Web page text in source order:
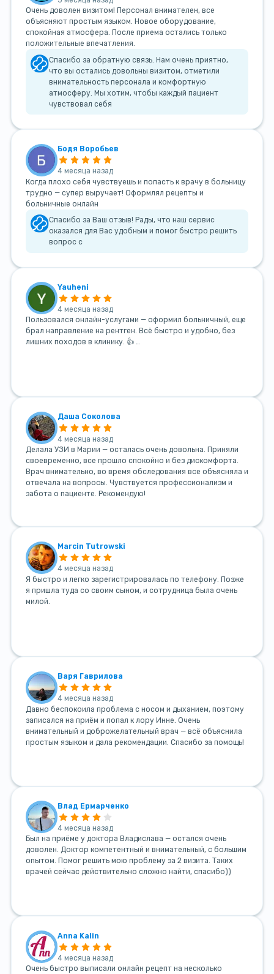
Очень доволен визитом! Персонал внимателен, все
объясняют простым языком. Новое оборудование,
спокойная атмосфера. После приема остались только
положительные впечатления.
Спасибо за обратную связь. Нам очень приятно,
что вы остались довольны визитом, отметили
внимательность персонала и комфортную
атмосферу. Мы хотим, чтобы каждый пациент
чувствовал себя
Бодя Воробьев
4 месяца назад
Когда плохо себя чувствуешь и попасть к врачу в больницу
трудно — супер выручает! Оформлял рецепты и
больничные онлайн
Спасибо за Ваш отзыв! Рады, что наш сервис
оказался для Вас удобным и помог быстро решить
вопрос с
Yauheni
4 месяца назад
Пользовался онлайн-услугами — оформил больничный, еще
брал направление на рентген. Всё быстро и удобно, без
лишних походов в клинику. 👍 …
Даша Соколова
4 месяца назад
Делала УЗИ в Марии — осталась очень довольна. Приняли
своевременно, все прошло спокойно и без дискомфорта.
Врач внимательно, во время обследования все объясняла и
отвечала на вопросы. Чувствуется профессионализм и
забота о пациенте. Рекомендую!
Marcin Tutrowski
4 месяца назад
Я быстро и легко зарегистрировалась по телефону. Позже
я пришла туда со своим сыном, и сотрудница была очень
милой.
Варя Гаврилова
4 месяца назад
Давно беспокоила проблема с носом и дыханием, поэтому
записался на приём и попал к лору Инне. Очень
внимательный и доброжелательный врач — всё объяснила
простым языком и дала рекомендации. Спасибо за помощь!
Влад Ермарченко
4 месяца назад
Был на приёме у доктора Владислава — остался очень
доволен. Доктор компетентный и внимательный, с большим
опытом. Помог решить мою проблему за 2 визита. Таких
врачей сейчас действительно сложно найти, спасибо))
Anna Kalin
4 месяца назад
Очень быстро выписали онлайн рецепт на несколько